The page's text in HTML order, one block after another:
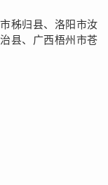
秭归县、洛阳市汝
县、广西梧州市苍